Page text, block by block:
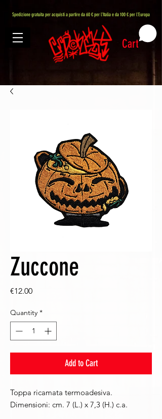
Spedizione gratuita per acquisti a partire da 60 € per l'Italia e da 100 € per l'Europa
Cart
Zuccone
€12.00Price
Quantity *
Add to Cart
Toppa ricamata termoadesiva.
Dimensioni: cm. 7 (L.) x 7,3 (H.) c.a.